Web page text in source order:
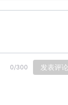
0/300 发表评论